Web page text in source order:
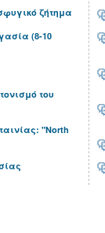
ζήτημα
(8-10
του
"North